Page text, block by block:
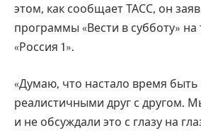
этом, как сообщает ТАСС, он
программы «Вести в субботу» на
«Россия 1».
«Думаю, что настало время
реалистичными друг с другом.
и не обсуждали это с глазу на